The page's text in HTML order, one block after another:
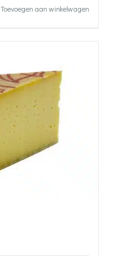
Toevoegen aan winkelwagen